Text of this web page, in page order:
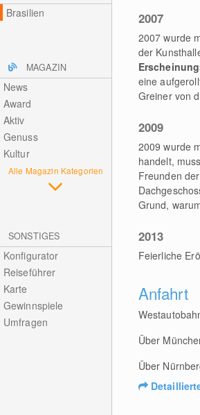
Brasilien
MAGAZIN
News
Award
Aktiv
Genuss
Kultur
Alle Magazin Kategorien
SONSTIGES
Konfigurator
Reiseführer
Karte
Gewinnspiele
Umfragen
2007
2007 wurde
der
eine
Greiner von
2009
2009 wurde
handelt,
Freunden
Grund,
2013
Feierliche
Anfahrt
Über
Über